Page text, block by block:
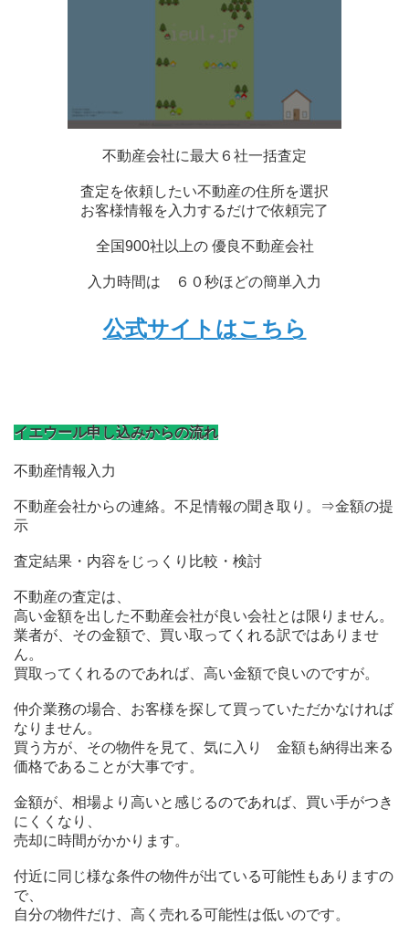
不動産会社に最大６社一括査定
査定を依頼したい不動産の住所を選択
お客様情報を入力するだけで依頼完了
全国900社以上の 優良不動産会社
入力時間は ６０秒ほどの簡単入力
公式サイトはこちら
イエウール申し込みからの流れ
不動産情報入力
不動産会社からの連絡。不足情報の聞き取り。⇒金額の提
示
査定結果・内容をじっくり比較・検討
不動産の査定は、
高い金額を出した不動産会社が良い会社とは限りません。
業者が、その金額で、買い取ってくれる訳ではありませ
ん。
買取ってくれるのであれば、高い金額で良いのですが。
仲介業務の場合、お客様を探して買っていただかなければ
なりません。
買う方が、その物件を見て、気に入り 金額も納得出来る
価格であることが大事です。
金額が、相場より高いと感じるのであれば、買い手がつき
にくくなり、
売却に時間がかかります。
付近に同じ様な条件の物件が出ている可能性もありますの
で、
自分の物件だけ、高く売れる可能性は低いのです。